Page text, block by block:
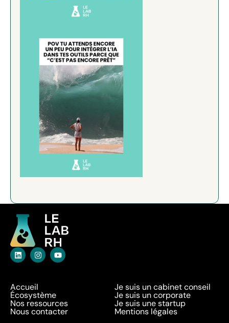
Accueil
Écosystème
Nos ressources
Nous contacter
Je suis un cabinet conseil
Je suis un corporate
Je suis une startup
Mentions légales